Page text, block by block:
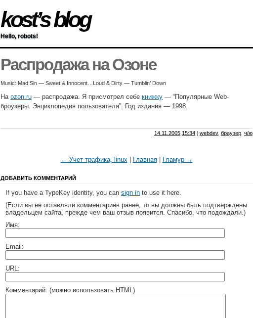
kost’s blog
Hello, robots!
Распродажа на Озоне
Music: Mad Sin — Sweet & Innocent…Loud & Dirty — Tumblin’ Down
На ozon.ru — распродажа. Я присмотрел себе книжку — “Популярные Web-
броузеры. Энциклопедия пользователя”. Год издания — 1998.
14.11.2005 15:34 | webdev, браузер ч/ю
← Учет трафика, linux| Главная| Гламур →
ДОБАВИТЬ КОММЕНТАРИЙ
If you have a TypeKey identity, you can sign in to use it here.
(Если вы не оставляли комментариев ранее, то вы должны быть подтверждены
владельцем сайта, прежде чем ваш отзыв появится. Спасибо, что подождали.)
Имя:
Email:
URL:
Комментарий: (можно использовать HTML)